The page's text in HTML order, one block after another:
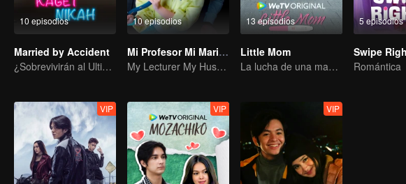
10 episodios
Married by Accident
¿Sobrevivirán al Ultimátum Matrimonial?
10 episodios
Mi Profesor Mi Marido
My Lecturer My Husband
13 episodios
Little Mom
La lucha de una madre adolescente
5 episodios
Swipe
Romántica
VIP VIP VIP